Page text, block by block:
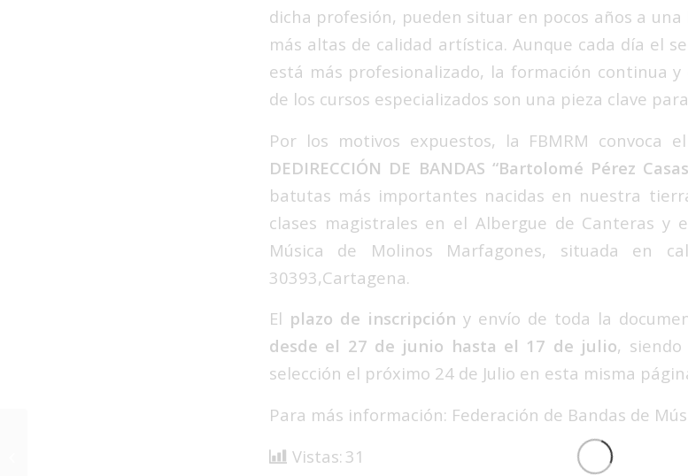
dicha profesión, pueden situar en pocos años a
más altas de calidad artística. Aunque cada día el
está más profesionalizado, la formación continua
de los cursos especializados son una pieza clave
Por los motivos expuestos, la FBMRM convoca el
DEDIRECCIÓN DE BANDAS “Bartolomé Pérez
batutas más importantes nacidas en nuestra
clases magistrales en el Albergue de Canteras y
Música de Molinos Marfagones, situada en
30393,Cartagena.
El plazo de inscripción y envío de toda la
desde el 27 de junio hasta el 17 de julio, siendo
selección el próximo 24 de Julio en esta misma
Para más información: Federación de Bandas de
Vistas: 31